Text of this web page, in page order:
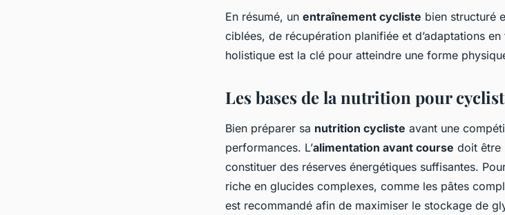
En résumé, un entraînement cycliste bien structuré
ciblées, de récupération planifiée et d’adaptations
holistique est la clé pour atteindre une forme
Les bases de la nutrition pour
Bien préparer sa nutrition cycliste avant une
performances. L’alimentation avant course doit être
constituer des réserves énergétiques suffisantes.
riche en glucides complexes, comme les pâtes
est recommandé afin de maximiser le stockage de